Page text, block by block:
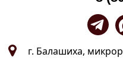
г. Балашиха,